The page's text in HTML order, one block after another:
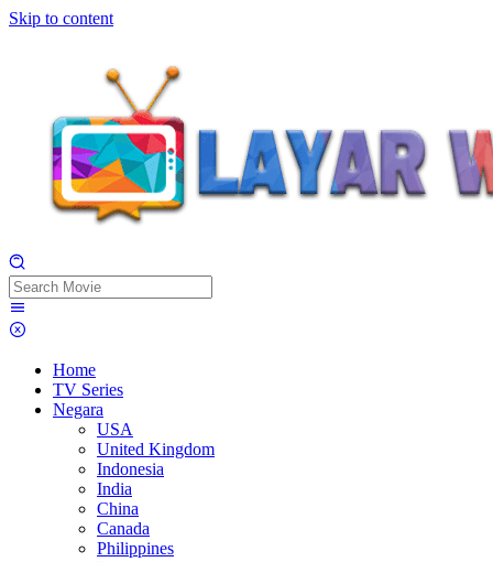
Skip to content
Home
TV Series
Negara
USA
United Kingdom
Indonesia
India
China
Canada
Philippines